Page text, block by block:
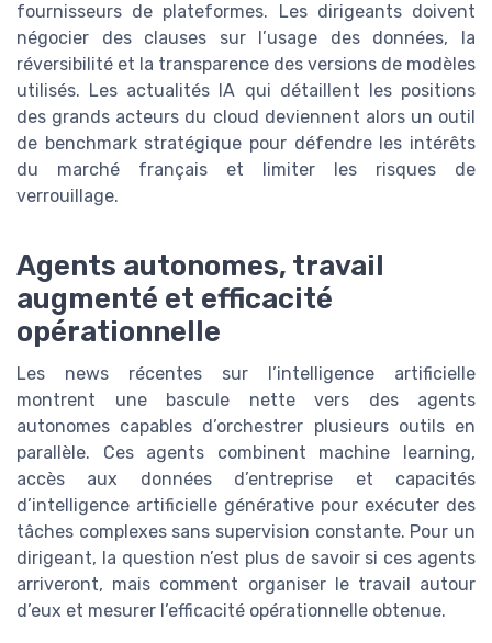
fournisseurs de plateformes. Les dirigeants doivent
négocier des clauses sur l’usage des données, la
réversibilité et la transparence des versions de modèles
utilisés. Les actualités IA qui détaillent les positions
des grands acteurs du cloud deviennent alors un outil
de benchmark stratégique pour défendre les intérêts
du marché français et limiter les risques de
verrouillage.
Agents autonomes, travail
augmenté et efficacité
opérationnelle
Les news récentes sur l’intelligence artificielle
montrent une bascule nette vers des agents
autonomes capables d’orchestrer plusieurs outils en
parallèle. Ces agents combinent machine learning,
accès aux données d’entreprise et capacités
d’intelligence artificielle générative pour exécuter des
tâches complexes sans supervision constante. Pour un
dirigeant, la question n’est plus de savoir si ces agents
arriveront, mais comment organiser le travail autour
d’eux et mesurer l’efficacité opérationnelle obtenue.